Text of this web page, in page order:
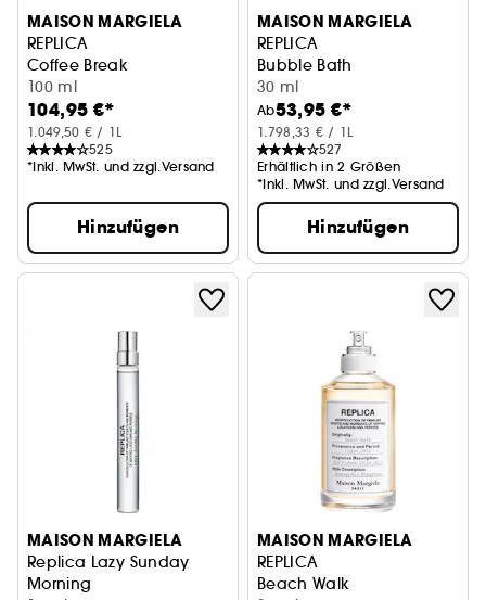
MAISON MARGIELA
REPLICA
Coffee Break
100 ml
104,95 €*
1.049,50 € / 1L
525
*Inkl. MwSt. und zzgl.Versand
Hinzufügen
MAISON MARGIELA
REPLICA
Bubble Bath
30 ml
Ab53,95 €*
1.798,33 € / 1L
527
Erhältlich in 2 Größen
*Inkl. MwSt. und zzgl.Versand
Hinzufügen
MAISON MARGIELA
Replica Lazy Sunday
Morning
MAISON MARGIELA
REPLICA
Beach Walk